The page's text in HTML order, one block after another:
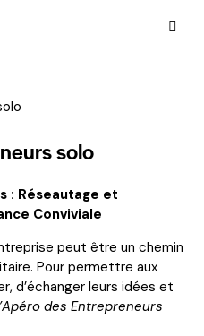
solo
: Réseautage et
Conviviale
peut être un chemin
Pour permettre aux
d’échanger leurs idées et
des Entrepreneurs